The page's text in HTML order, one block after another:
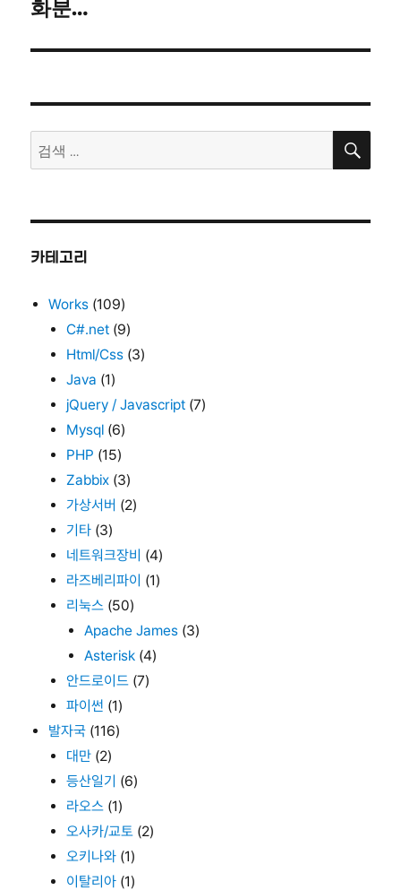
다
글:
화분…
검
색:
검
카테고리
Works (109)
C#.net (9)
Html/Css (3)
Java (1)
jQuery / Javascript (7)
Mysql (6)
PHP (15)
Zabbix (3)
가상서버 (2)
기타 (3)
네트워크장비 (4)
라즈베리파이 (1)
리눅스 (50)
Apache James (3)
Asterisk (4)
안드로이드 (7)
파이썬 (1)
발자국 (116)
대만 (2)
등산일기 (6)
라오스 (1)
오사카/교토 (2)
오키나와 (1)
이탈리아 (1)